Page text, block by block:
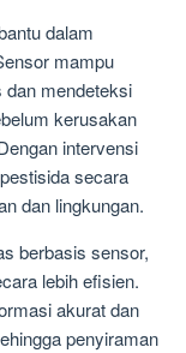
dalam
mampu
dan mendeteksi
kerusakan
intervensi
secara
dan lingkungan.
berbasis sensor,
lebih efisien.
akurat dan
penyiraman